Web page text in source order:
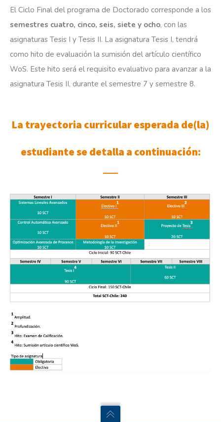
El Ciclo Final del programa de Doctorado corresponde a los
semestres cuatro, cinco, seis, siete y ocho, con las
asignaturas Tesis I y Tesis II. La asignatura Tesis I, tendrá
como hito de evaluación la sumisión del artículo científico
WoS. Este hito será el requisito evaluativo para avanzar a la
asignatura Tesis II, durante el semestre 7 y semestre 8.
La trayectoria curricular esperada de(la)
estudiante se detalla a continuación: